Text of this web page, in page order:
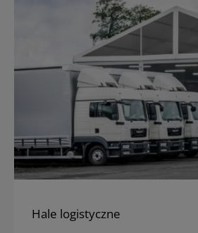
Hale logistyczne